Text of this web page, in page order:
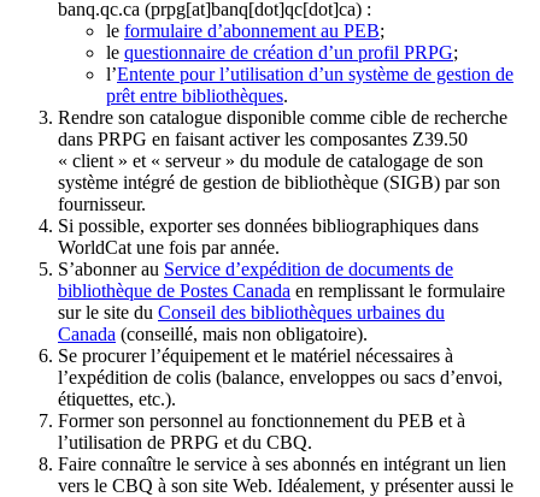
banq.qc.ca (prpg[at]banq[dot]qc[dot]ca) :
le formulaire d’abonnement au PEB;
le questionnaire de création d’un profil PRPG;
l’Entente pour l’utilisation d’un système de gestion de
prêt entre bibliothèques.
Rendre son catalogue disponible comme cible de recherche
dans PRPG en faisant activer les composantes Z39.50
« client » et « serveur » du module de catalogage de son
système intégré de gestion de bibliothèque (SIGB) par son
fournisseur.
Si possible, exporter ses données bibliographiques dans
WorldCat une fois par année.
S’abonner au Service d’expédition de documents de
bibliothèque de Postes Canada en remplissant le formulaire
sur le site du Conseil des bibliothèques urbaines du
Canada (conseillé, mais non obligatoire).
Se procurer l’équipement et le matériel nécessaires à
l’expédition de colis (balance, enveloppes ou sacs d’envoi,
étiquettes, etc.).
Former son personnel au fonctionnement du PEB et à
l’utilisation de PRPG et du CBQ.
Faire connaître le service à ses abonnés en intégrant un lien
vers le CBQ à son site Web. Idéalement, y présenter aussi le